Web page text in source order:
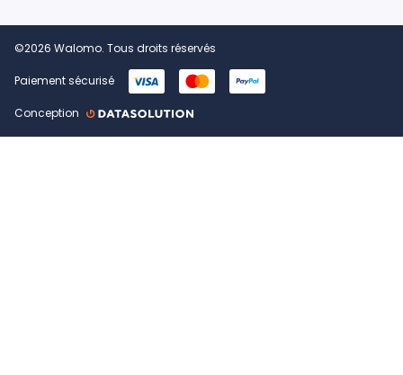
©2026 Walomo. Tous droits réservés
Paiement sécurisé
Conception